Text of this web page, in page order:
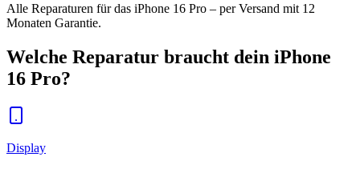
Alle Reparaturen für das iPhone 16 Pro – per Versand mit 12
Monaten Garantie.
Welche Reparatur braucht dein iPhone
16 Pro?
Display